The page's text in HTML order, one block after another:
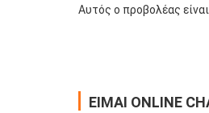
Αυτός ο προβολέας
ΕΊΜΑΙ ONLINE